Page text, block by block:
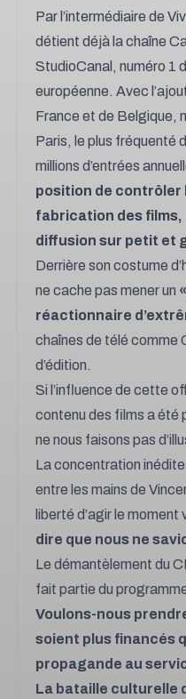
Par l’intermédiaire de
détient déjà la chaîne
StudioCanal, numéro 1
européenne. Avec
France et de Belgique,
Paris, le plus fréquenté
millions d’entrées
position de contrôler
fabrication des films,
diffusion sur petit et
Derrière son costume
ne cache pas mener un
réactionnaire
chaînes de télé comme
d’édition.
Si l’influence de cette
contenu des films a été
ne nous faisons pas
La concentration
entre les mains de
liberté d’agir le moment
dire que nous ne
Le démantèlement du
fait partie du
Voulons-nous
soient plus financés
propagande au
La bataille culturelle